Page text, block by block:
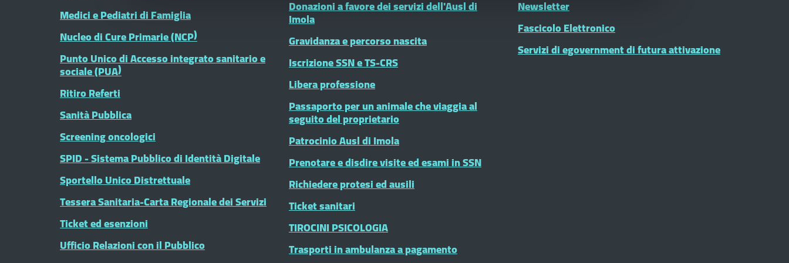
Medici e Pediatri di Famiglia
Nucleo di Cure Primarie (NCP)
Punto Unico di Accesso integrato sanitario e
sociale (PUA)
Ritiro Referti
Sanità Pubblica
Screening oncologici
SPID - Sistema Pubblico di Identità Digitale
Sportello Unico Distrettuale
Tessera Sanitaria-Carta Regionale dei Servizi
Ticket ed esenzioni
Ufficio Relazioni con il Pubblico
Donazioni a favore dei servizi dell'Ausl di
Imola
Gravidanza e percorso nascita
Iscrizione SSN e TS-CRS
Libera professione
Passaporto per un animale che viaggia al
seguito del proprietario
Patrocinio Ausl di Imola
Prenotare e disdire visite ed esami in SSN
Richiedere protesi ed ausili
Ticket sanitari
TIROCINI PSICOLOGIA
Trasporti in ambulanza a pagamento
Newsletter
Fascicolo Elettronico
Servizi di egovernment di futura attivazione